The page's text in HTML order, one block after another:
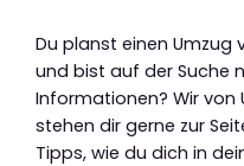
Du planst einen Umzug
und bist auf der Suche
Informationen? Wir von
stehen dir gerne zur
Tipps, wie du dich in